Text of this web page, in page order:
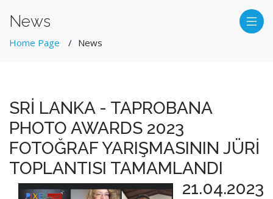
News
Home Page News
SRİ LANKA - TAPROBANA
PHOTO AWARDS 2023
FOTOĞRAF YARIŞMASININ JÜRİ
TOPLANTISI TAMAMLANDI
21.04.2023